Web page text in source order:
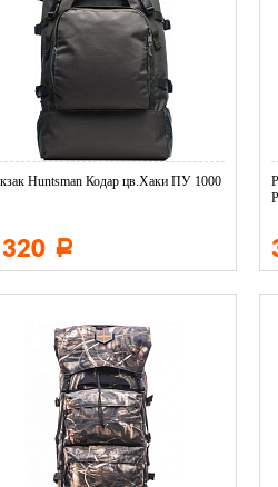
Huntsman Кодар цв.Хаки ПУ 1000
Р